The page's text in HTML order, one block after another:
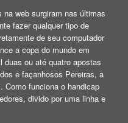
web surgiram nas últimas
fazer qualquer tipo de
de seu computador
a copa do mundo em
ou até quatro apostas
e façanhosos Pereiras, a
Como funciona o handicap
divido por uma linha e